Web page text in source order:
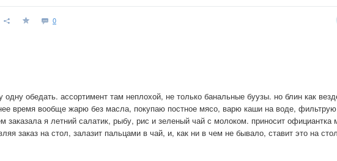
0
обедать. ассортимент там неплохой, не только банальные буузы. но блин как
время вообще жарю без масла, покупаю постное мясо, варю каши на воде, фильтрую
заказала я летний салатик, рыбу, рис и зеленый чай с молоком. приносит официантка
заказ на стол, залазит пальцами в чай, и, как ни в чем не бывало, ставит это на